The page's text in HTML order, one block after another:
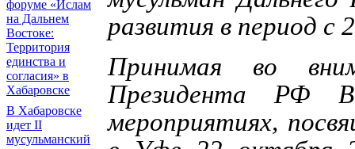
форуме «Ислам
на Дальнем
Востоке:
Территория
единства и
согласия» в
Хабаровске
В Хабаровске
идет II
мусульманский
развития в период с
Принимая во
Президента РФ
мероприятиях,